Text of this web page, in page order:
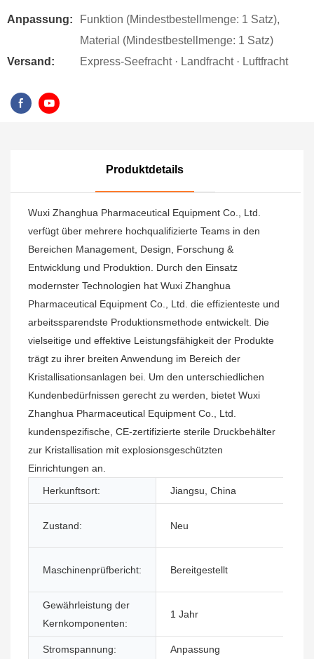
Anpassung:
Funktion (Mindestbestellmenge: 1 Satz),
Material (Mindestbestellmenge: 1 Satz)
Versand:
Express-Seefracht · Landfracht · Luftfracht
Produktdetails
Wuxi Zhanghua Pharmaceutical Equipment Co., Ltd.
verfügt über mehrere hochqualifizierte Teams in den
Bereichen Management, Design, Forschung &
Entwicklung und Produktion. Durch den Einsatz
modernster Technologien hat Wuxi Zhanghua
Pharmaceutical Equipment Co., Ltd. die effizienteste und
arbeitssparendste Produktionsmethode entwickelt. Die
vielseitige und effektive Leistungsfähigkeit der Produkte
trägt zu ihrer breiten Anwendung im Bereich der
Kristallisationsanlagen bei. Um den unterschiedlichen
Kundenbedürfnissen gerecht zu werden, bietet Wuxi
Zhanghua Pharmaceutical Equipment Co., Ltd.
kundenspezifische, CE-zertifizierte sterile Druckbehälter
zur Kristallisation mit explosionsgeschützten
Einrichtungen an.
Herkunftsort:
Jiangsu, China
Zustand: Neu
Maschinenprüfbericht: Bereitgestellt
Gewährleistung der
Kernkomponenten:
1 Jahr
Stromspannung: Anpassung